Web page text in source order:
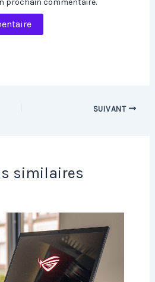
SUIVANT
similaires